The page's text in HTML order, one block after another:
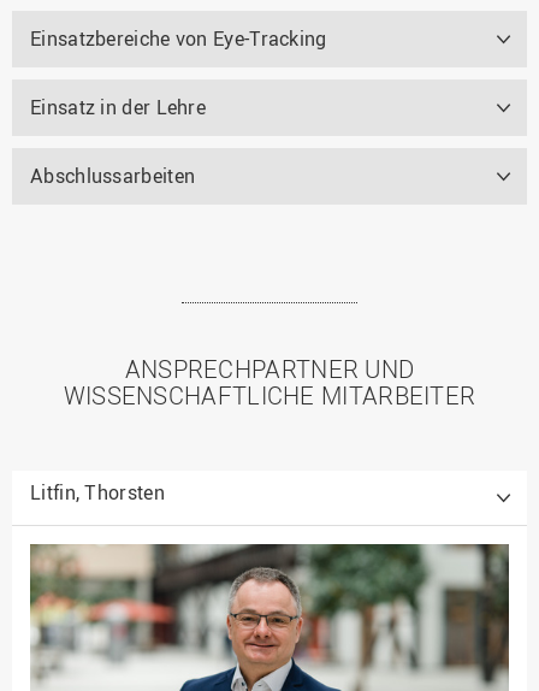
Einsatzbereiche von Eye-Tracking
Einsatz in der Lehre
Abschlussarbeiten
ANSPRECHPARTNER UND
WISSENSCHAFTLICHE MITARBEITER
Litfin, Thorsten